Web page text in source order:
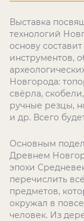
Выставка
технологий
основу
инструментов,
Новгорода:
свёрла,
ручные резцы,
и др. Всего
Основным
Древнем
эпохи
перечислить
предметов,
окружал в
человек. Из